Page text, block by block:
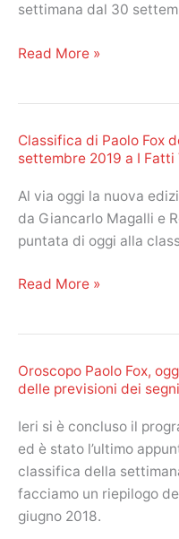
settimana dal 30
Classifica
settimana
dal
30
settembre
6
ottobre
per
i
Read More »
Classifica di Paolo Fox
settembre 2019 a I Fatti
Al via oggi la nuova
da Giancarlo Magalli e
puntata di oggi alla
Classifica
della
settimana
dal
al
23
settembre
2019
Read More »
Oroscopo Paolo Fox,
delle previsioni dei
Ieri si è concluso il
ed è stato l’ultimo
classifica della
facciamo un riepilogo
giugno 2018.